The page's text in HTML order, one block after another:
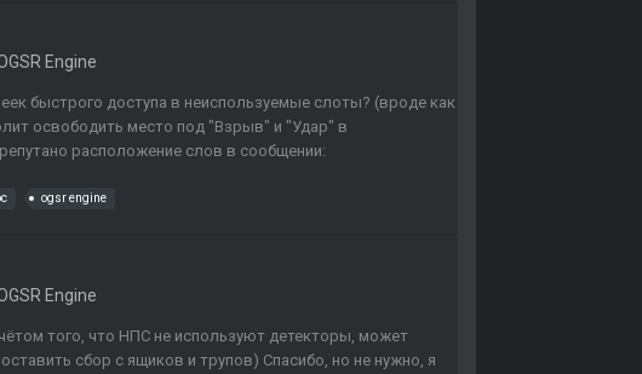
Engine
быстрого доступа в неиспользуемые слоты? (вроде как
освободить место под "Взрыв" и "Удар" в
расположение слов в сообщении:
ogsr engine
Engine
того, что НПС не используют детекторы, может
сбор с ящиков и трупов) Спасибо, но не нужно, я